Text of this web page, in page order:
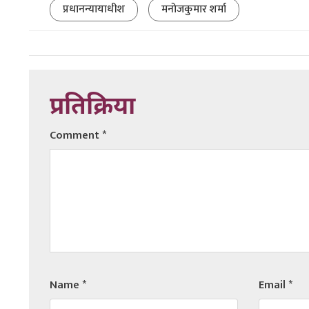
प्रधानन्यायाधीश
मनोजकुमार शर्मा
प्रतिक्रिया
Comment*
Name* Email*